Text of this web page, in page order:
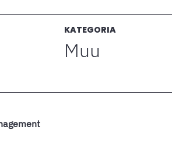
KATEGORIA
Muu